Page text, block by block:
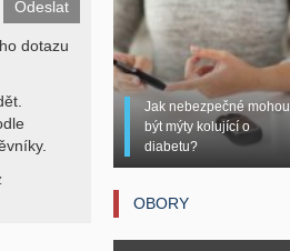
dotazu
Jak nebezpečné mohou
být mýty kolující o
diabetu?
OBORY